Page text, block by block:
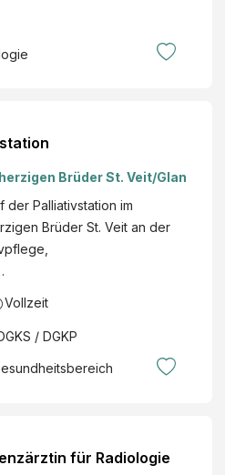
Brüder St. Veit/Glan
der Palliativstation im
Brüder St. Veit an der
Vollzeit
/ DGKP
für Radiologie